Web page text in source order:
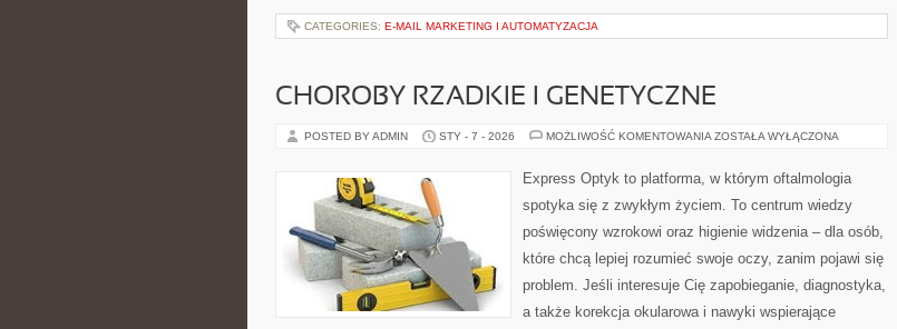
CATEGORIES: E-MAIL MARKETING I AUTOMATYZACJA
CHOROBY RZADKIE I GENETYCZNE
POSTED BY ADMIN STY - 7 - 2026 MOŻLIWOŚĆ KOMENTOWANIA CHOROBY
GENETYCZNE
ZOSTAŁA WYŁĄCZONA
Express Optyk to platforma, w którym oftalmologia
spotyka się z zwykłym życiem. To centrum wiedzy
poświęcony wzrokowi oraz higienie widzenia – dla osób,
które chcą lepiej rozumieć swoje oczy, zanim pojawi się
problem. Jeśli interesuje Cię zapobieganie, diagnostyka,
a także korekcja okularowa i nawyki wspierające